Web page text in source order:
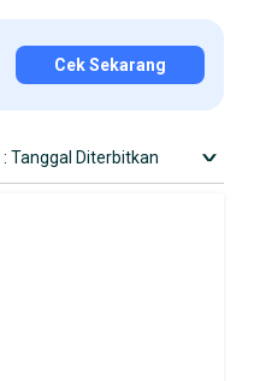
Cek Sekarang
: Tanggal Diterbitkan